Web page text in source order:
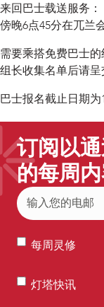
来回巴士载送服务：
傍晚6点45分在兀兰
需要乘搭免费巴士的
组长收集名单后请呈
巴士报名截止日期为
订阅以
的每周
电
子
件
每
灵
每周灵修
灯 灯塔快讯